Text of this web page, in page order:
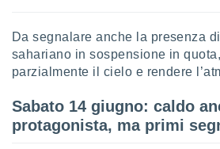
tuo
dei
facendo
Da segnalare anche la presenza
sahariano in sospensione in
parzialmente il cielo e rendere
Sabato 14 giugno: caldo
protagonista, ma primi